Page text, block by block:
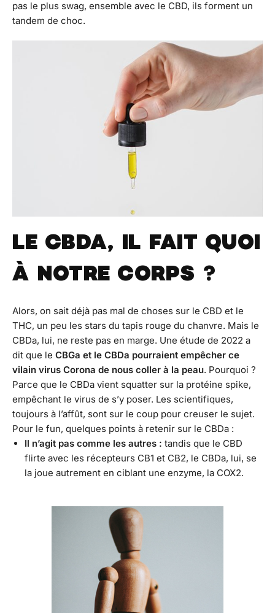
pas le plus swag, ensemble avec le CBD, ils forment un
tandem de choc.
LE CBDA, IL FAIT QUOI
À NOTRE CORPS ?
Alors, on sait déjà pas mal de choses sur le CBD et le
THC, un peu les stars du tapis rouge du chanvre. Mais le
CBDa, lui, ne reste pas en marge. Une étude de 2022 a
dit que le CBGa et le CBDa pourraient empêcher ce
vilain virus Corona de nous coller à la peau. Pourquoi ?
Parce que le CBDa vient squatter sur la protéine spike,
empêchant le virus de s’y poser. Les scientifiques,
toujours à l’affût, sont sur le coup pour creuser le sujet.
Pour le fun, quelques points à retenir sur le CBDa :
Il n’agit pas comme les autres : tandis que le CBD
flirte avec les récepteurs CB1 et CB2, le CBDa, lui, se
la joue autrement en ciblant une enzyme, la COX2.